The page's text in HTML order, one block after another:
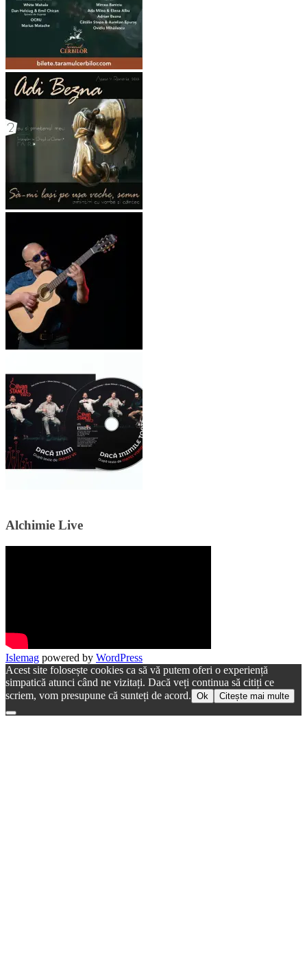
Alchimie Live
Islemag powered by WordPress
Acest site folosește cookies ca să vă putem oferi o experiență
simpatică atunci când ne vizitați. Dacă veți continua să citiți ce
scriem, vom presupune că sunteți de acord. Ok Citește mai multe